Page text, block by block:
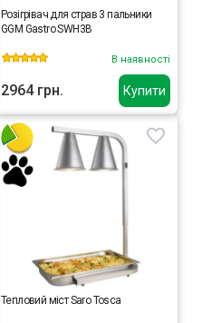
Купити
Розігрівач для страв 3 пальники
GGM Gastro SWH3B
В наявності
2964 грн.
Тепловий міст Saro Tosca